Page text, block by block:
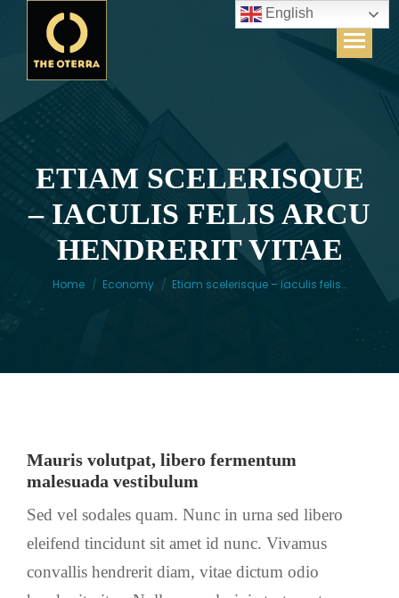
ETIAM SCELERISQUE
– IACULIS FELIS ARCU
HENDRERIT VITAE
You are here:
Home Economy Etiam scelerisque – iaculis felis…
Mauris volutpat, libero fermentum
malesuada vestibulum
Sed vel sodales quam. Nunc in urna sed libero
eleifend tincidunt sit amet id nunc. Vivamus
convallis hendrerit diam, vitae dictum odio
English